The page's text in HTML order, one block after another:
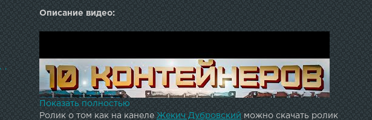
Описание видео:
Показать полностью
Ролик о том как на канелеЖекич Дубровскийможно скачать ролик